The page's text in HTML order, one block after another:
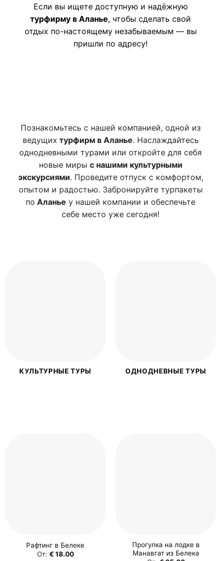
Если вы ищете доступную и надёжную
турфирму в Аланье, чтобы сделать свой
отдых по-настоящему незабываемым — вы
пришли по адресу!
Познакомьтесь с нашей компанией, одной из
ведущих турфирм в Аланье. Наслаждайтесь
однодневными турами или откройте для себя
новые миры с нашими культурными
экскурсиями. Проведите отпуск с комфортом,
опытом и радостью. Забронируйте турпакеты
по Аланье у нашей компании и обеспечьте
себе место уже сегодня!
КУЛЬТУРНЫЕ ТУРЫ ОДНОДНЕВНЫЕ ТУРЫ
Рафтинг в Белеке
От: €18.00
Прогулка на лодке в
Манавгат из Белека